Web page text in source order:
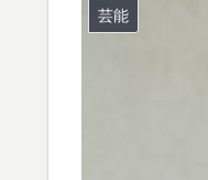
芸能